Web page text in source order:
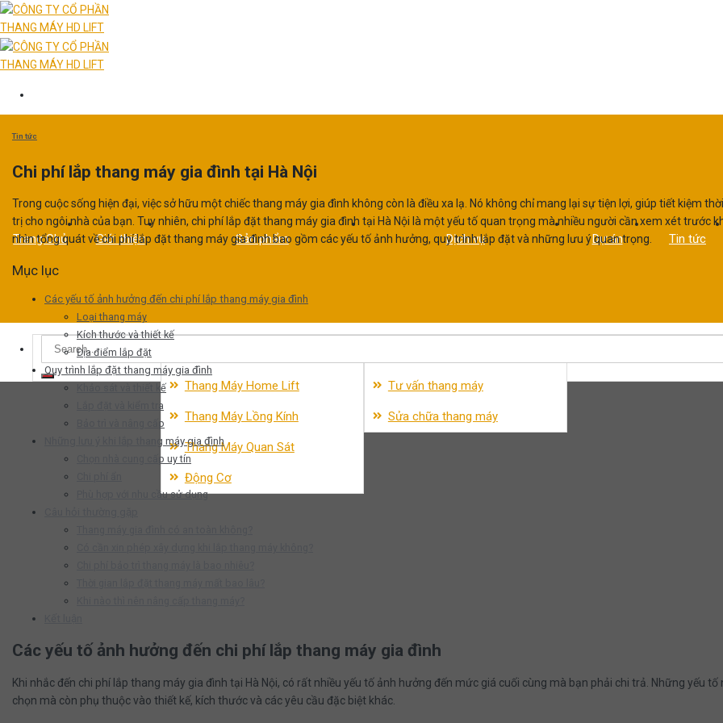
Skip
to
content
Trang Chủ Giới thiệu Sản phẩm
Thang Máy Home Lift
Thang Máy Lồng Kính
Thang Máy Quan Sát
Động Cơ
Dịch vụ
Tư vấn thang máy
Sửa chữa thang máy
Dự án Tin tức
Search
for:
Tin tức
Chi phí lắp thang máy gia đình tại Hà Nội
Trong cuộc sống hiện đại, việc sở hữu một chiếc thang máy gia đình không còn là điều xa lạ. Nó không chỉ mang lại sự tiện lợi, giúp tiết kiệm
trị cho ngôi nhà của bạn. Tuy nhiên, chi phí lắp đặt thang máy gia đình tại Hà Nội là một yếu tố quan trọng mà nhiều người cần xem xét trước
nhìn tổng quát về chi phí lắp đặt thang máy gia đình bao gồm các yếu tố ảnh hưởng, quy trình lắp đặt và những lưu ý quan trọng.
Mục lục
Các yếu tố ảnh hưởng đến chi phí lắp thang máy gia đình
Loại thang máy
Kích thước và thiết kế
Địa điểm lắp đặt
Quy trình lắp đặt thang máy gia đình
Khảo sát và thiết kế
Lắp đặt và kiểm tra
Bảo trì và nâng cấp
Những lưu ý khi lắp thang máy gia đình
Chọn nhà cung cấp uy tín
Phù hợp với nhu cầu sử dụng
Các yếu tố ảnh hưởng đến chi phí lắp thang máy gia đình
Khi nhắc đến chi phí lắp thang máy gia đình tại Hà Nội, có rất nhiều yếu tố ảnh hưởng đến mức giá cuối cùng mà bạn phải chi trả. Những yếu
chọn mà còn phụ thuộc vào thiết kế, kích thước và các yêu cầu đặc biệt khác.